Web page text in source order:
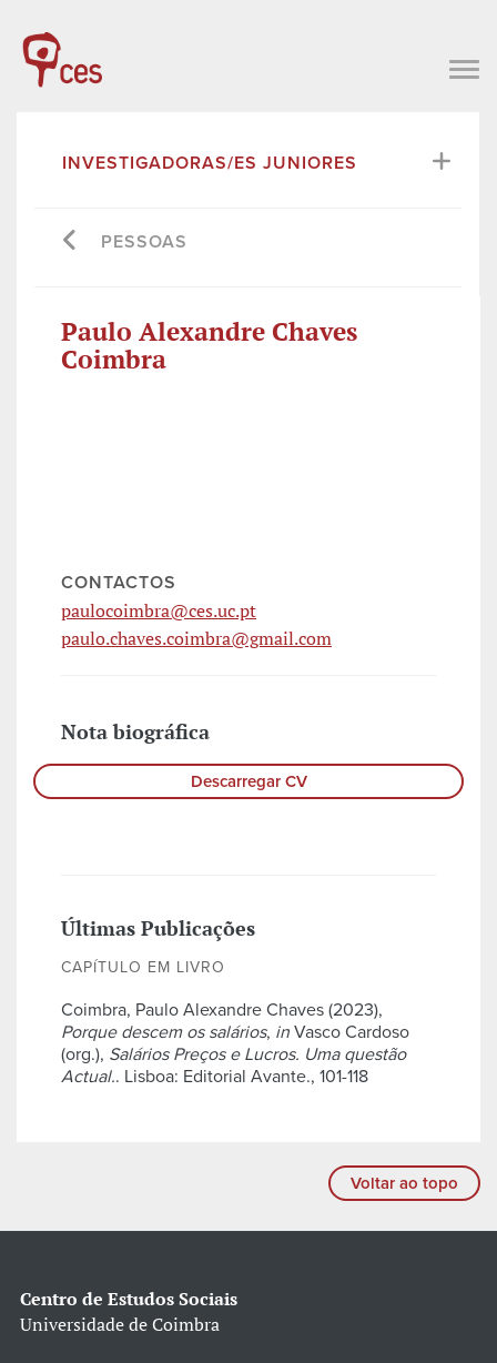
INVESTIGADORAS/ES JUNIORES
PESSOAS
Paulo Alexandre Chaves
Coimbra
CONTACTOS
paulocoimbra@ces.uc.pt
paulo.chaves.coimbra@gmail.com
Nota biográfica
Descarregar CV
Últimas Publicações
CAPÍTULO EM LIVRO
Coimbra, Paulo Alexandre Chaves (2023),
Porque descem os salários, in Vasco Cardoso
(org.), Salários Preços e Lucros. Uma questão
Actual.. Lisboa: Editorial Avante., 101-118
Voltar ao topo
Centro de Estudos Sociais
Universidade de Coimbra